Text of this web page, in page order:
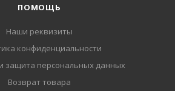
ПОМОЩЬ
Наши реквизиты
конфиденциальности
защита персональных данных
Возврат товара